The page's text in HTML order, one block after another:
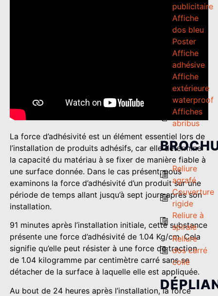
publicitaire
Affiche
dos bleu
Poster
Affiche
adhésive
Affiche
extérieure
waterproof
Affiches
abribus
Reliure
agrafé
Couverture
rigide
Reliure à
spirale
Reliure
dos carré
collé
La force d’adhésivité est un élément essentiel lors de
l’installation de produits adhésifs, car elle détermine
la capacité du matériau à se fixer de manière fiable à
une surface donnée. Dans le cas présent, nous
examinons la force d’adhésivité d’un produit sur une
période de temps allant jusqu’à sept jours après son
installation.
91 minutes après l’installation initiale, cette substance
présente une force d’adhésivité de 1.04 Kg/cm. Cela
signifie qu’elle peut résister à une force de traction
de 1.04 kilogramme par centimètre carré sans se
détacher de la surface à laquelle elle est appliquée.
Au bout de 24 heures après l’installation, la force